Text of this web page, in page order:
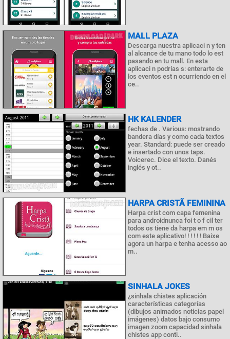
MALL PLAZA
Descarga nuestra aplicaci n y ten
al alcance de tu mano todo lo est
pasando en tu mall. En esta
aplicaci n podrías s: enterarte de
los eventos est n ocurriendo en el
ce..
HK KALENDER
fechas de . Various: mostrando
bandera días y como cada textos
year. Standard: puede ser creado
e insertado con unos taps.
Voicerec. Dice el texto. Danés
inglés y ot..
HARPA CRISTÃ FEMININA
Harpa crist com capa femenina
para androidnunca foi t o f cil ter
todos os tiene da harpa em m os
com este aplicativo! ! ! ! ! ! Baixe
agora un harpa e tenha acesso ao
m..
SINHALA JOKES
¿sinhala chistes aplicación
características categorías
(dibujos animados noticias papel
imágenes) datos bajo consumo
imagen zoom capacidad sinhala
chistes app conti..